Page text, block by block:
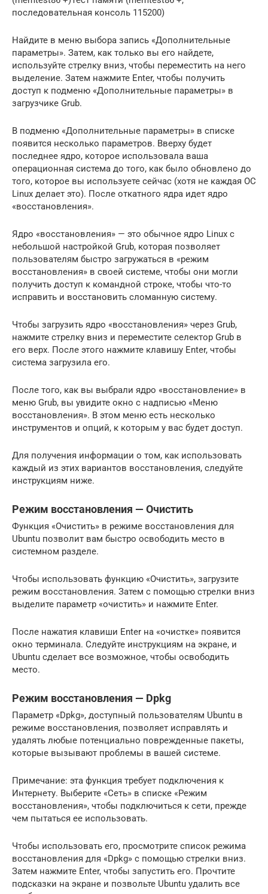
последовательная консоль 115200)
Найдите в меню выбора запись «Дополнительные
параметры». Затем, как только вы его найдете,
используйте стрелку вниз, чтобы переместить на него
выделение. Затем нажмите Enter, чтобы получить
доступ к подменю «Дополнительные параметры» в
загрузчике Grub.
В подменю «Дополнительные параметры» в списке
появится несколько параметров. Вверху будет
последнее ядро, которое использовала ваша
операционная система до того, как было обновлено до
того, которое вы используете сейчас (хотя не каждая ОС
Linux делает это). После откатного ядра идет ядро ​​
«восстановления».
Ядро «восстановления» — это обычное ядро ​​Linux с
небольшой настройкой Grub, которая позволяет
пользователям быстро загружаться в «режим
восстановления» в своей системе, чтобы они могли
получить доступ к командной строке, чтобы что-то
исправить и восстановить сломанную систему.
Чтобы загрузить ядро ​​«восстановления» через Grub,
нажмите стрелку вниз и переместите селектор Grub в
его верх. После этого нажмите клавишу Enter, чтобы
система загрузила его.
После того, как вы выбрали ядро ​​«восстановление» в
меню Grub, вы увидите окно с надписью «Меню
восстановления». В этом меню есть несколько
инструментов и опций, к которым у вас будет доступ.
Для получения информации о том, как использовать
каждый из этих вариантов восстановления, следуйте
инструкциям ниже.
Режим восстановления — Очистить
Функция «Очистить» в режиме восстановления для
Ubuntu позволит вам быстро освободить место в
системном разделе.
Чтобы использовать функцию «Очистить», загрузите
режим восстановления. Затем с помощью стрелки вниз
выделите параметр «очистить» и нажмите Enter.
После нажатия клавиши Enter на «очистке» появится
окно терминала. Следуйте инструкциям на экране, и
Ubuntu сделает все возможное, чтобы освободить
место.
Режим восстановления — Dpkg
Параметр «Dpkg», доступный пользователям Ubuntu в
режиме восстановления, позволяет исправлять и
удалять любые потенциально поврежденные пакеты,
которые вызывают проблемы в вашей системе.
Примечание: эта функция требует подключения к
Интернету. Выберите «Сеть» в списке «Режим
восстановления», чтобы подключиться к сети, прежде
чем пытаться ее использовать.
Чтобы использовать его, просмотрите список режима
восстановления для «Dpkg» с помощью стрелки вниз.
Затем нажмите Enter, чтобы запустить его. Прочтите
подсказки на экране и позвольте Ubuntu удалить все